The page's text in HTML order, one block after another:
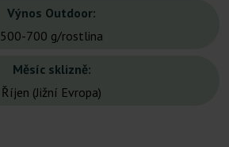
Výnos Outdoor:
500-700 g/rostlina
Měsíc sklizně:
Říjen (Jižní Evropa)